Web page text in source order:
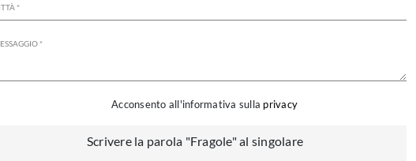
Acconsento all'informativa sulla privacy
Scrivere la parola "Fragole" al singolare